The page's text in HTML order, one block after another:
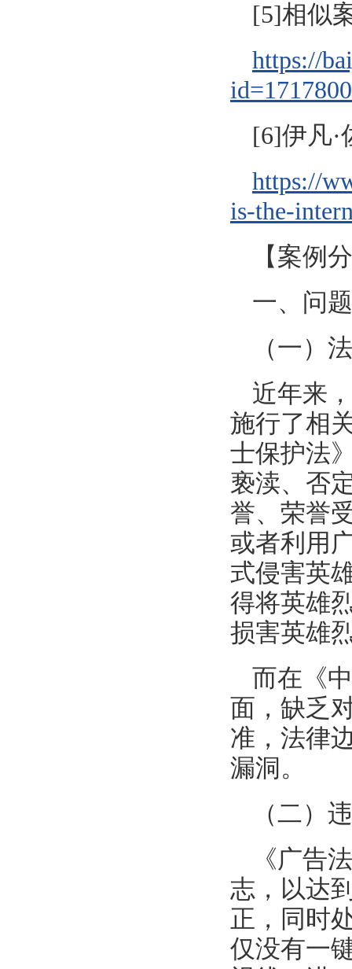
[5]相似
https://
[6]伊凡·
https://
is-the-
【案例
一、问
（一）
近年来
施行了相
士保护法
亵渎、否
誉、荣誉
或者利用
式侵害英
得将英雄
损害英雄
而在《
面，缺乏
准，法律
漏洞。
（二）
《广告
志，以达
正，同时
仅没有一